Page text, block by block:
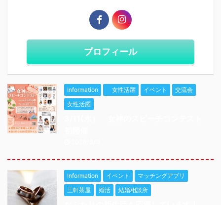
プロフィール
Information 女性活躍 イベント
交流会
女性活躍
Information イベント
マッチングアプリ
三軒茶屋
婚活 結婚相談所